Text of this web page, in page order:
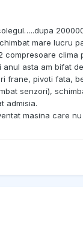
mare lucru
compresoare clima
anul asta am bifat
frane, pivoti fata,
senzori),
admisia.
masina care